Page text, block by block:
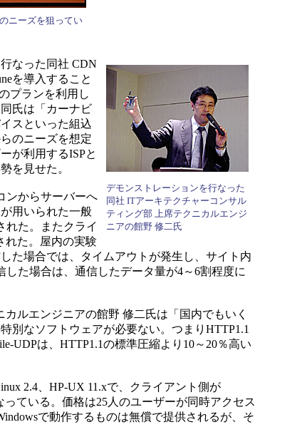
ニーズを狙ってい
デモンストレーションを行なった
同社 ITアーキテクチャーコンサル
ティング部 上席テクニカルエンジ
ニアの館野 修二氏
なった同社 CDN
を導入すること
プランを利用し
氏は「カーナビ
スといった組込
のニーズを想定
が利用するISPと
を見せた。
ンからサーバーへ
用いられた一般
れた。またクライ
れた。屋内の実験
た場合では、タイムアウトが発生し、サイト内
た場合は、通信したデータ量が4～6割程度に
ルエンジニアの館野 修二氏は「国内でもいく
別なソフトウェアが必要ない。つまりHTTP1.1
UDPは、HTTP1.1の標準圧縮より10～20％高い
2.4、HP-UX 11.xで、クライアント側が
っている。価格は25人のユーザーが同時アクセス
で動作するものは無償で提供されるが、そ